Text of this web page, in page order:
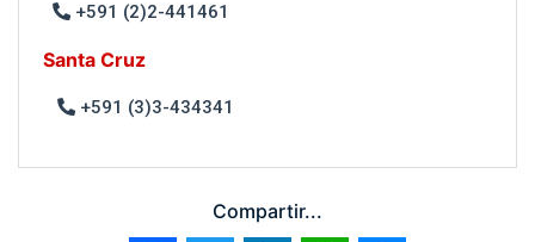
+591 (2)2-441461
Santa Cruz
+591 (3)3-434341
Compartir...